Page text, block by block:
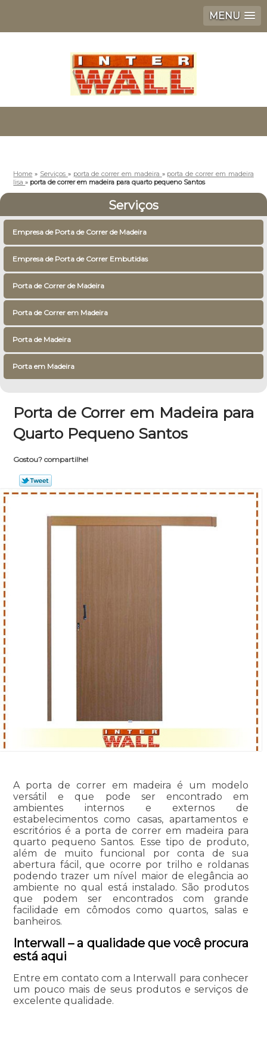
MENU
Home » Serviços » porta de correr em madeira » porta de correr em madeira
lisa» porta de correr em madeira para quarto pequeno Santos
Serviços
Empresa de Porta de Correr de Madeira
Empresa de Porta de Correr Embutidas
Porta de Correr de Madeira
Porta de Correr em Madeira
Porta de Madeira
Porta em Madeira
Porta de Correr em Madeira para
Quarto Pequeno Santos
Gostou? compartilhe!
A porta de correr em madeira é um modelo
versátil e que pode ser encontrado em
ambientes internos e externos de
estabelecimentos como casas, apartamentos e
escritórios é a porta de correr em madeira para
quarto pequeno Santos. Esse tipo de produto,
além de muito funcional por conta de sua
abertura fácil, que ocorre por trilho e roldanas
podendo trazer um nível maior de elegância ao
ambiente no qual está instalado. São produtos
que podem ser encontrados com grande
facilidade em cômodos como quartos, salas e
banheiros.
Interwall – a qualidade que você procura
está aqui
Entre em contato com a Interwall para conhecer
um pouco mais de seus produtos e serviços de
excelente qualidade.